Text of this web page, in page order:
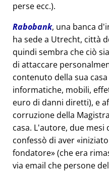
perse ecc.).
Rabobank, una banca
ha sede a Utrecht, città
quindi sembra che ciò
di attaccare
contenuto della sua
informatiche, mobili,
euro di danni diretti), e
corruzione della
casa. L'autore, due
confessò di aver
fondatore (che era
via email che persone